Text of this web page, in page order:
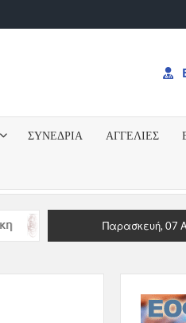
ΣΥΝΕΔΡΙΑ ΑΓΓΕΛΙΕΣ
ΠΡΟΚΥΡΗΞΗ ΓΙΑ ΤΟ
Παρασκευή, 07